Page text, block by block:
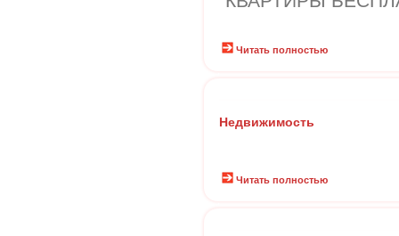
Читать полностью
Недвижимость
Читать полностью